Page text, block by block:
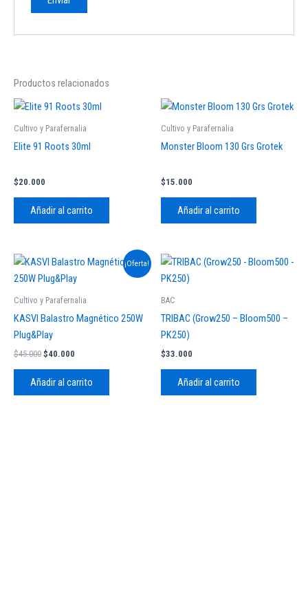
Productos relacionados
Cultivo y Parafernalia
Elite 91 Roots 30ml
$20.000
Añadir al carrito
Cultivo y Parafernalia
Monster Bloom 130 Grs Grotek
$15.000
Añadir al carrito
¡Oferta!
Cultivo y Parafernalia
KASVI Balastro Magnético 250W
Plug&Play
$45.000
El
original
$45.000.
$40.000
El
actual
$40.000.
Añadir al carrito
BAC
TRIBAC (Grow250 – Bloom500 –
PK250)
$33.000
Añadir al carrito